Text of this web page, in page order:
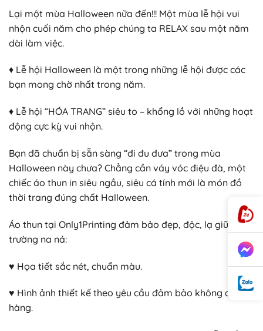
Lại một mùa Halloween nữa đến!!! Một mùa lễ hội vui
nhộn cuối năm cho phép chúng ta RELAX sau một năm
dài làm việc.
♦ Lễ hội Halloween là một trong những lễ hội được các
bạn mong chờ nhất trong năm.
♦ Lễ hội “HÓA TRANG” siêu to – khổng lồ với những hoạt
động cực kỳ vui nhộn.
Bạn đã chuẩn bị sẵn sàng “đi đu đưa” trong mùa
Halloween này chưa? Chẳng cần váy vóc điệu đà, một
chiếc áo thun in siêu ngầu, siêu cá tính mới là món đồ
thời trang đúng chất Halloween.
Áo thun tại Only1Printing đảm bảo đẹp, độc, lạ giữa thị
trường na ná:
♥ Họa tiết sắc nét, chuẩn màu.
♥ Hình ảnh thiết kế theo yêu cầu đảm bảo không đụng
hàng.